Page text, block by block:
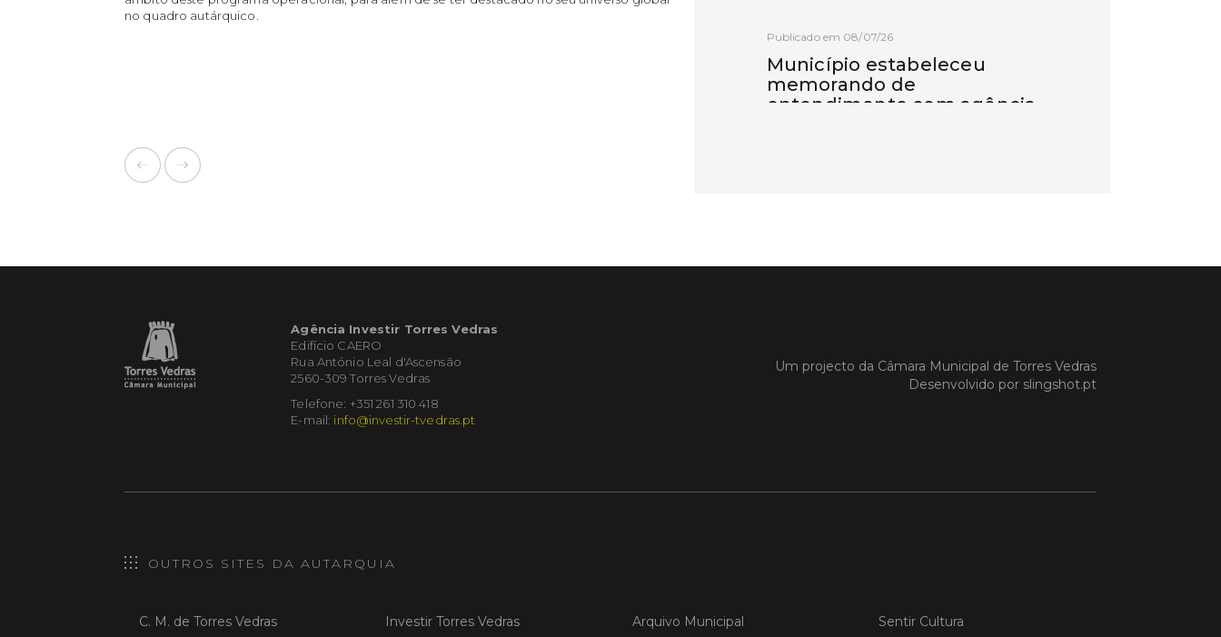
no quadro autárquico.
Publicado em 08/07/26
Município estabeleceu
memorando de
entendimento com agência
Torres Vedras recebeu a 13.ª
Agência Investir Torres Vedras
Edifício CAERO
Rua António Leal d'Ascensão
2560-309 Torres Vedras
Telefone: +351 261 310 418
E-mail: info@investir-tvedras.pt
Um projecto da Câmara Municipal de Torres Vedras
Desenvolvido por slingshot.pt
OUTROS SITES DA AUTARQUIA
C. M. de Torres Vedras Investir Torres Vedras Arquivo Municipal Sentir Cultura